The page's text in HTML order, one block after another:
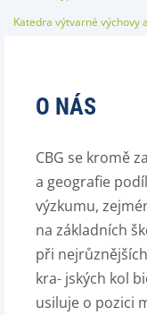
Katedra výtvarné výchovy
O NÁS
CBG se kromě
a geografie
výzkumu,
na základních
při
kra- jských kol
usiluje o pozici